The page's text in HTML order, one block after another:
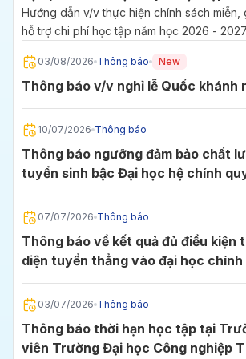
2027
Hướng dẫn v/v thực hiện chính sách miễn,
hỗ trợ chi phí học tập năm học 2026 - 2027
03/08/2026 Thông báo New
Thông báo v/v nghỉ lễ Quốc khánh
10/07/2026 Thông báo
Thông báo ngưỡng đảm bảo chất lượng đầu vào
tuyển sinh bậc Đại học hệ chính
07/07/2026 Thông báo
Thông báo về kết quả đủ điều kiện
diện tuyển thẳng vào đại học
03/07/2026 Thông báo
Thông báo thời hạn học tập tại
viên Trường Đại học Công nghiệp